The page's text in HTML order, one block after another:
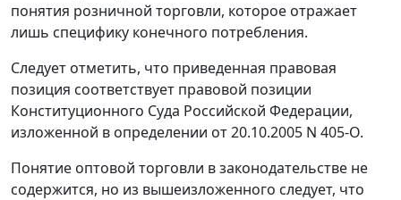
понятия розничной торговли, которое отражает
лишь специфику конечного потребления.
Следует отметить, что приведенная правовая
позиция соответствует правовой позиции
Конституционного Суда Российской Федерации,
изложенной в определении от 20.10.2005 N 405-О.
Понятие оптовой торговли в законодательстве не
содержится, но из вышеизложенного следует, что